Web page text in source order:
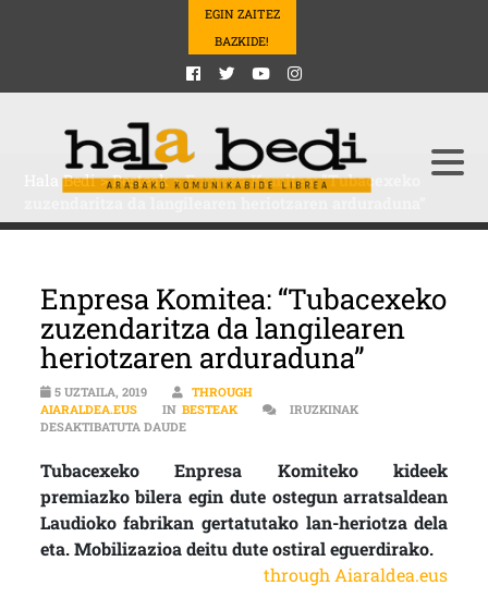
EGIN ZAITEZ
BAZKIDE!
Hala Bedi>Besteak>Enpresa Komitea: “Tubacexeko
Enpresa Komitea: “Tubacexeko
zuzendaritza da langilearen
heriotzaren arduraduna”
5 UZTAILA, 2019
THROUGH
AIARALDEA.EUS
IN BESTEAK
IRUZKINAK
DESAKTIBATUTA DAUDEENPRESA KOMITEA: “TUBACEXEKO
Tubacexeko Enpresa Komiteko kideek
premiazko bilera egin dute ostegun arratsaldean
Laudioko fabrikan gertatutako lan-heriotza dela
eta. Mobilizazioa deitu dute ostiral eguerdirako.
through Aiaraldea.eus